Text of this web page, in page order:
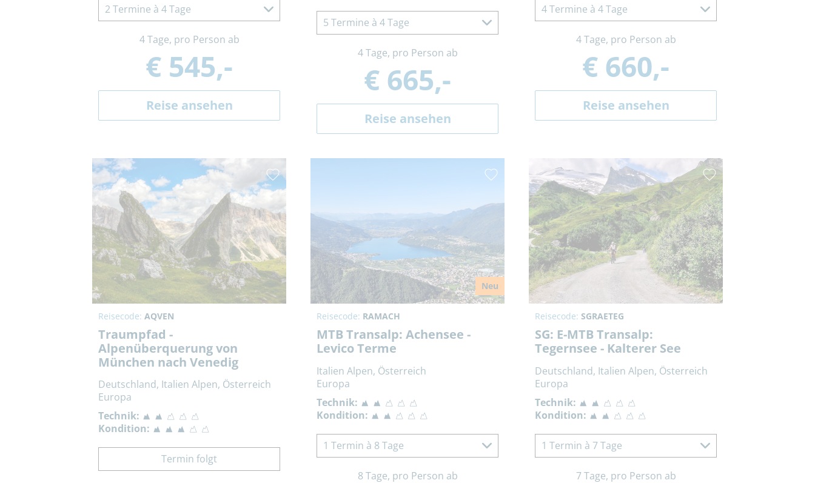
2 Termine à 4 Tage
4 Tage, pro Person ab
€ 545,-
Reise ansehen
5 Termine à 4 Tage
4 Tage, pro Person ab
€ 665,-
Reise ansehen
4 Termine à 4 Tage
4 Tage, pro Person ab
€ 660,-
Reise ansehen
Reisecode: AQVEN
Traumpfad -
Alpenüberquerung von
München nach Venedig
Deutschland, Italien Alpen, Österreich
Europa
Technik:
Kondition:
Termin folgt
Neu
Reisecode: RAMACH
MTB Transalp: Achensee -
Levico Terme
Italien Alpen, Österreich
Europa
Technik:
Kondition:
1 Termin à 8 Tage
8 Tage, pro Person ab
Reisecode: SGRAETEG
SG: E-MTB Transalp:
Tegernsee - Kalterer See
Deutschland, Italien Alpen, Österreich
Europa
Technik:
Kondition:
1 Termin à 7 Tage
7 Tage, pro Person ab